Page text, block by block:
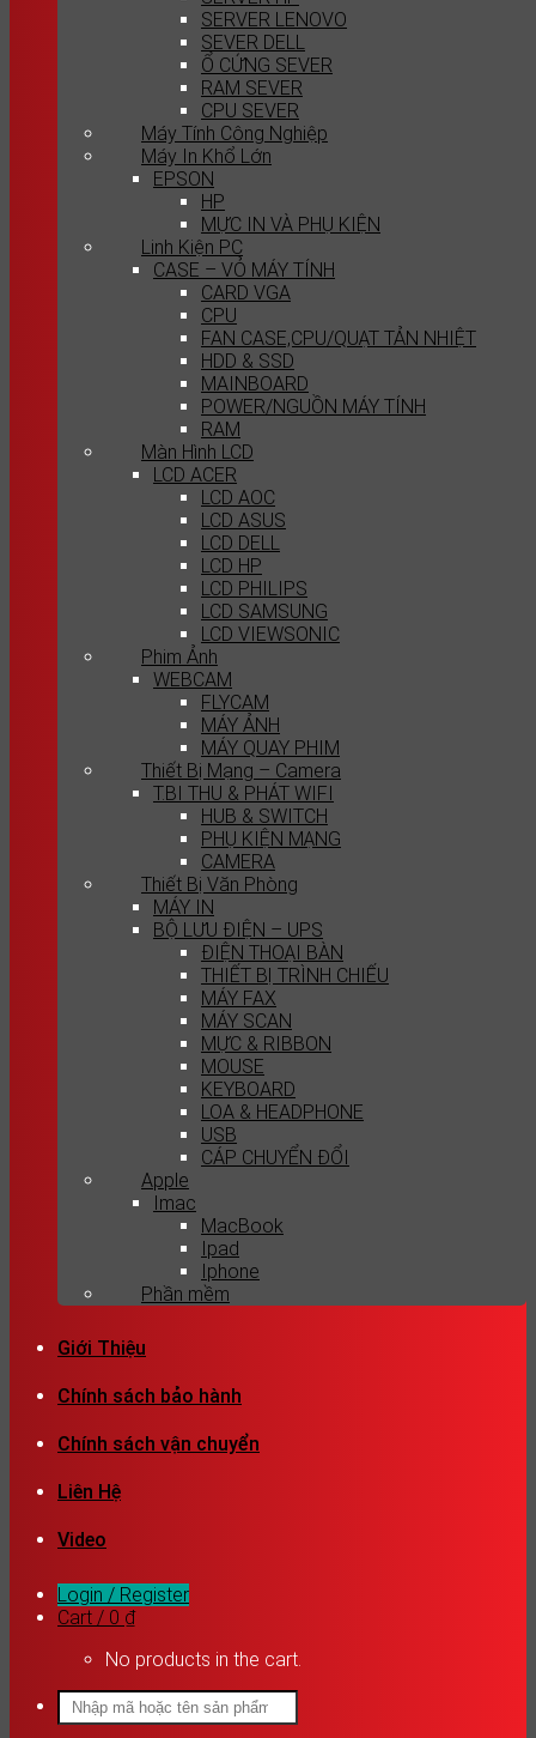
SERVER LENOVO
SEVER DELL
Ổ CỨNG SEVER
RAM SEVER
CPU SEVER
Máy Tính Công Nghiệp
Máy In Khổ Lớn
EPSON
HP
MỰC IN VÀ PHỤ KIỆN
Linh Kiện PC
CASE – VỎ MÁY TÍNH
CARD VGA
CPU
FAN CASE,CPU/QUẠT TẢN NHIỆT
HDD & SSD
MAINBOARD
POWER/NGUỒN MÁY TÍNH
RAM
Màn Hình LCD
LCD ACER
LCD AOC
LCD ASUS
LCD DELL
LCD HP
LCD PHILIPS
LCD SAMSUNG
LCD VIEWSONIC
Phim Ảnh
WEBCAM
FLYCAM
MÁY ẢNH
MÁY QUAY PHIM
Thiết Bị Mạng – Camera
T.BI THU & PHÁT WIFI
HUB & SWITCH
PHỤ KIỆN MẠNG
CAMERA
Thiết Bị Văn Phòng
MÁY IN
BỘ LƯU ĐIỆN – UPS
ĐIỆN THOẠI BÀN
THIẾT BỊ TRÌNH CHIẾU
MÁY FAX
MÁY SCAN
MỰC & RIBBON
MOUSE
KEYBOARD
LOA & HEADPHONE
USB
CÁP CHUYỂN ĐỔI
Apple
Imac
MacBook
Ipad
Iphone
Phần mềm
Giới Thiệu
Chính sách bảo hành
Chính sách vận chuyển
Liên Hệ
Video
Login / Register
Cart / 0 ₫
No products in the cart.
Search
for: